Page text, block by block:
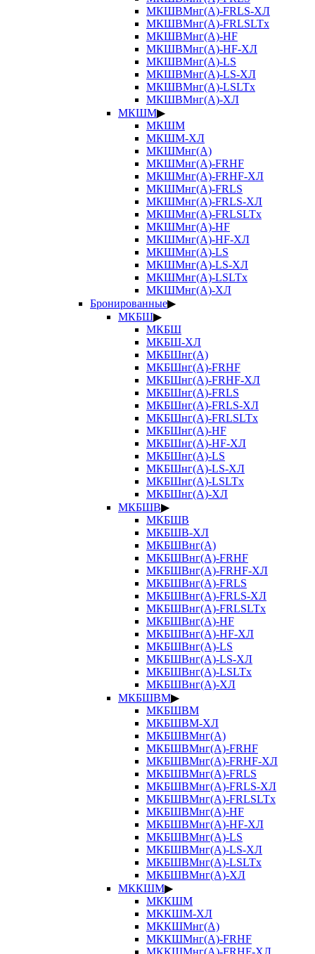
МКШВМнг(А)-FRLS-ХЛ
МКШВМнг(А)-FRLSLTx
МКШВМнг(А)-HF
МКШВМнг(А)-HF-ХЛ
МКШВМнг(А)-LS
МКШВМнг(А)-LS-ХЛ
МКШВМнг(А)-LSLTx
МКШВМнг(А)-ХЛ
МКШМ▶
МКШМ
МКШМ-ХЛ
МКШМнг(А)
МКШМнг(А)-FRHF
МКШМнг(А)-FRHF-ХЛ
МКШМнг(А)-FRLS
МКШМнг(А)-FRLS-ХЛ
МКШМнг(А)-FRLSLTx
МКШМнг(А)-HF
МКШМнг(А)-HF-ХЛ
МКШМнг(А)-LS
МКШМнг(А)-LS-ХЛ
МКШМнг(А)-LSLTx
МКШМнг(А)-ХЛ
Бронированные▶
МКБШ▶
МКБШ
МКБШ-ХЛ
МКБШнг(А)
МКБШнг(А)-FRHF
МКБШнг(А)-FRHF-ХЛ
МКБШнг(А)-FRLS
МКБШнг(А)-FRLS-ХЛ
МКБШнг(А)-FRLSLTx
МКБШнг(А)-HF
МКБШнг(А)-HF-ХЛ
МКБШнг(А)-LS
МКБШнг(А)-LS-ХЛ
МКБШнг(А)-LSLTx
МКБШнг(А)-ХЛ
МКБШВ▶
МКБШВ
МКБШВ-ХЛ
МКБШВнг(А)
МКБШВнг(А)-FRHF
МКБШВнг(А)-FRHF-ХЛ
МКБШВнг(А)-FRLS
МКБШВнг(А)-FRLS-ХЛ
МКБШВнг(А)-FRLSLTx
МКБШВнг(А)-HF
МКБШВнг(А)-HF-ХЛ
МКБШВнг(А)-LS
МКБШВнг(А)-LS-ХЛ
МКБШВнг(А)-LSLTx
МКБШВнг(А)-ХЛ
МКБШВМ▶
МКБШВМ
МКБШВМ-ХЛ
МКБШВМнг(А)
МКБШВМнг(А)-FRHF
МКБШВМнг(А)-FRHF-ХЛ
МКБШВМнг(А)-FRLS
МКБШВМнг(А)-FRLS-ХЛ
МКБШВМнг(А)-FRLSLTx
МКБШВМнг(А)-HF
МКБШВМнг(А)-HF-ХЛ
МКБШВМнг(А)-LS
МКБШВМнг(А)-LS-ХЛ
МКБШВМнг(А)-LSLTx
МКБШВМнг(А)-ХЛ
МККШМ▶
МККШМ
МККШМ-ХЛ
МККШМнг(А)
МККШМнг(А)-FRHF
МККШМнг(А)-FRHF-ХЛ